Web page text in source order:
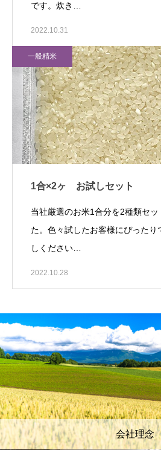
です。炊き…
2022.10.31
一般精米
1合×2ヶ お試しセット
当社厳選のお米1合分を2種類セッ
た。色々試したお客様にぴったり
しください…
2022.10.28
会社理念